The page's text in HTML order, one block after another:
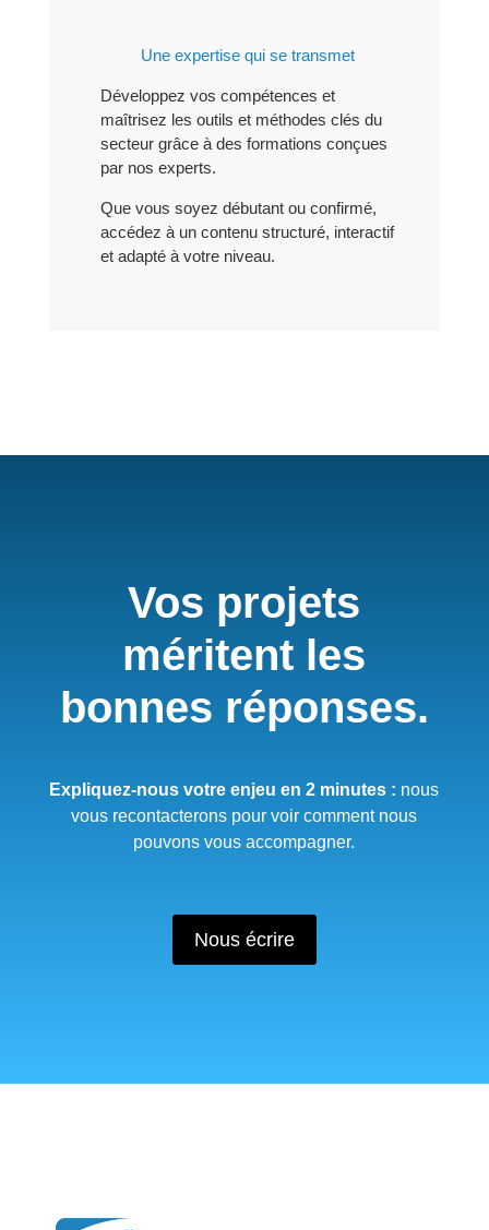
Une expertise qui se transmet
Développez vos compétences et
maîtrisez les outils et méthodes clés du
secteur grâce à des formations conçues
par nos experts.
Que vous soyez débutant ou confirmé,
accédez à un contenu structuré, interactif
et adapté à votre niveau.
Vos projets
méritent les
bonnes réponses.
Expliquez-nous votre enjeu en 2 minutes : nous
vous recontacterons pour voir comment nous
pouvons vous accompagner.
Nous écrire